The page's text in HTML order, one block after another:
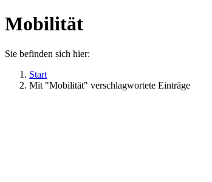
Mobilität
Sie befinden sich hier:
Start
Mit "Mobilität" verschlagwortete Einträge